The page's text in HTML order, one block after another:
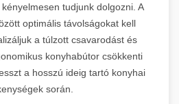
tudjunk dolgozni. A
optimális távolságokat kell
a túlzott csavarodást és
konyhabútor csökkenti
a hosszú ideig tartó konyhai
során.